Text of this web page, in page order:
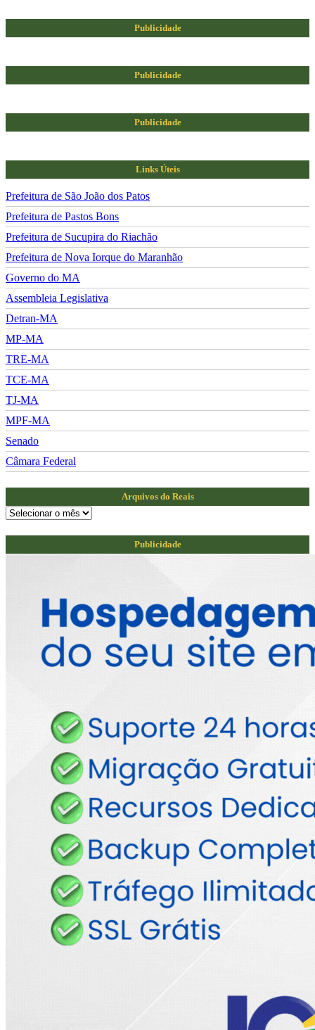
Publicidade
Publicidade
Publicidade
Links Úteis
Prefeitura de São João dos Patos
Prefeitura de Pastos Bons
Prefeitura de Sucupira do Riachão
Prefeitura de Nova Iorque do Maranhão
Governo do MA
Assembleia Legislativa
Detran-MA
MP-MA
TRE-MA
TCE-MA
TJ-MA
MPF-MA
Senado
Câmara Federal
Arquivos do Reais
Arquivos
Reais
Publicidade